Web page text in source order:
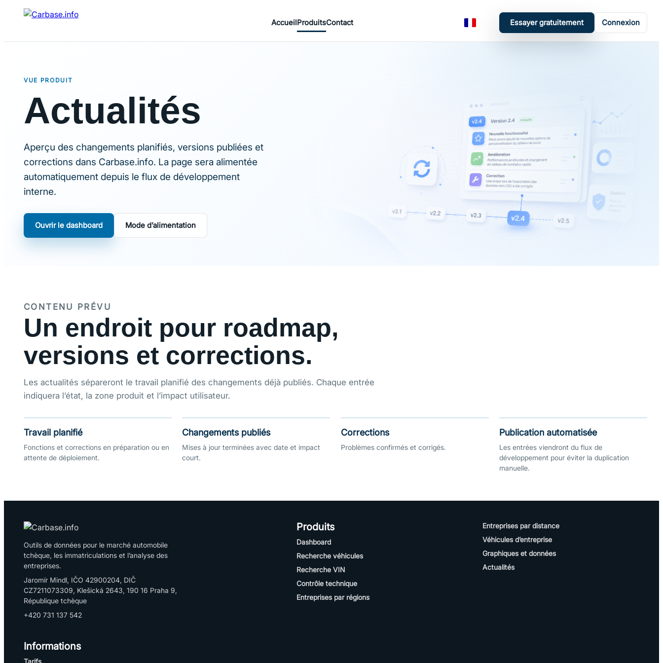
AccueilProduitsContact
FrançaisActiver ou désactiver le mode sombre
Essayer gratuitement Connexion
VUE PRODUIT
Actualités
Aperçu des changements planifiés, versions publiées et
corrections dans Carbase.info. La page sera alimentée
automatiquement depuis le flux de développement
interne.
Ouvrir le dashboard Mode d’alimentation
CONTENU PRÉVU
Un endroit pour roadmap,
versions et corrections.
Les actualités sépareront le travail planifié des changements déjà publiés. Chaque entrée
indiquera l’état, la zone produit et l’impact utilisateur.
Travail planifié
Fonctions et corrections en préparation ou en
attente de déploiement.
Changements publiés
Mises à jour terminées avec date et impact
court.
Corrections
Problèmes confirmés et corrigés.
Publication automatisée
Les entrées viendront du flux de
développement pour éviter la duplication
manuelle.
Outils de données pour le marché automobile
tchèque, les immatriculations et l’analyse des
entreprises.
Jaromír Mindl, IČO 42900204, DIČ
CZ7211073309, Klešická 2643, 190 16 Praha 9,
République tchèque
+420 731 137 542
Produits
Dashboard
Recherche véhicules
Recherche VIN
Contrôle technique
Entreprises par régions
Entreprises par distance
Véhicules d’entreprise
Graphiques et données
Actualités
Informations
Tarifs